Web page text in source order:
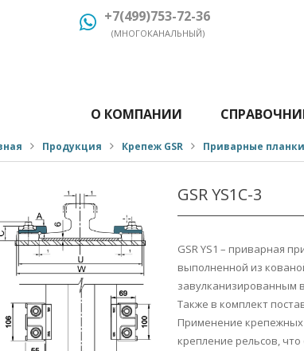
+7(499)753-72-36
(МНОГОКАНАЛЬНЫЙ)
О КОМПАНИИ
Продукция Крепеж GSR Приварные планки
GSR YS1С-3
GSR YS1 – приварная
выполненной из
завулканизированным
Также в комплект
Применение крепежных
крепление рельсов,